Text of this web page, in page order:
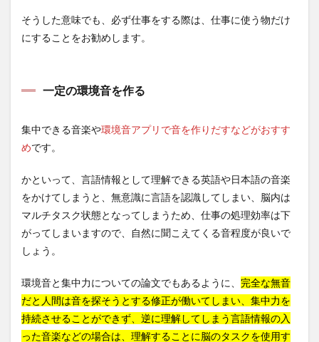
そうした意味でも、必ず仕事をする際は、仕事に使う物だけ
にすることをお勧めします。
一定の環境音を作る
集中できる音楽や環境音アプリで音を作りだすなどがおすす
めです。
かといって、言語情報として理解できる英語や日本語の音楽
をかけてしまうと、無意識に言語を認識してしまい、脳内は
マルチタスク状態となってしまうため、仕事の処理効率は下
がってしまいますので、自然に聞こえてくる音程度が良いで
しょう。
環境音と集中力についての論文でもあるように、 完全な無音
だと人間は音を探そうとする修正が働いてしまい、集中力を
持続させることができず、逆に理解してしまう言語情報の入
った音楽などの場合は、理解することに脳のタスクを使用す